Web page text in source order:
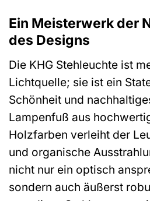
Ein Meisterwerk der
des Designs
Die KHG Stehleuchte ist
Lichtquelle; sie ist ein
Schönheit und
Lampenfuß aus
Holzfarben verleiht der
und organische
nicht nur ein optisch
sondern auch äußerst